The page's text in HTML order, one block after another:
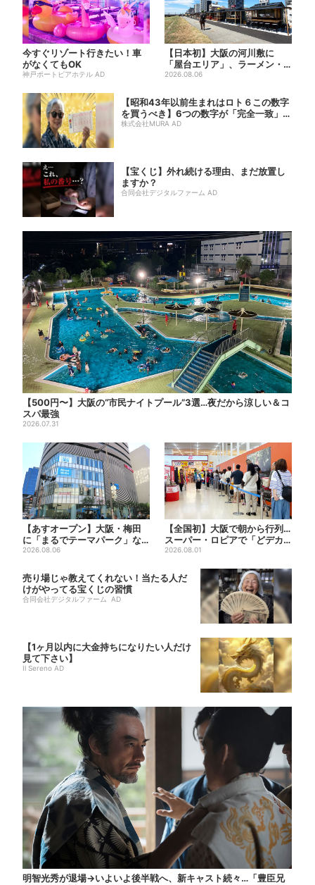
今すぐリゾート行きたい！車
がなくてもOK
神戸ポートピアホテル AD
【日本初】大阪の河川敷に
「屋台エリア」、ラーメン・
焼肉・しゃぶしゃぶ・カフェ
2026.08.06
【昭和43年以前生まれはロト６この数字
を買うべき】6つの数字が「完全一致」す
る方...
株式会社MURA AD
【宝くじ】外れ続ける理由、まだ放置し
ますか？
合同会社デジタルファーム AD
【500円〜】大阪の“市民ナイトプール”3選…夜だから涼しい＆コ
スパ最強
2026.07.31
【あすオープン】大阪・梅田
に「まるでテーマパーク」な
巨大スポーツ店、461ブラン...
2026.08.06
【全国初】大阪で朝から行列…
スーパー・ロピアで「どデカ
抽選会」、開始30分で“1...
2026.08.01
売り場じゃ教えてくれない！当たる人だ
けがやってる宝くじの習慣
合同会社デジタルファーム AD
【1ヶ月以内に大金持ちになりたい人だけ
見て下さい】
Il Sereno AD
明智光秀が退場→いよいよ後半戦へ、新キャスト続々…「豊臣兄